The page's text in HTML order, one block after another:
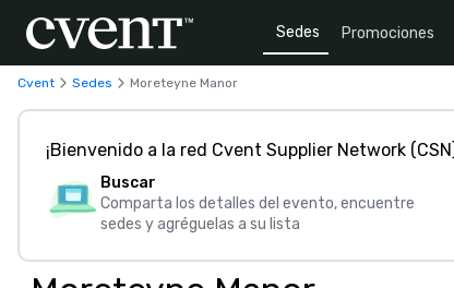
Sedes Promociones
Cvent Sedes Moreteyne Manor
¡Bienvenido a la red Cvent Supplier Network
Buscar
Comparta los detalles del evento, encuentre
sedes y agréguelas a su lista